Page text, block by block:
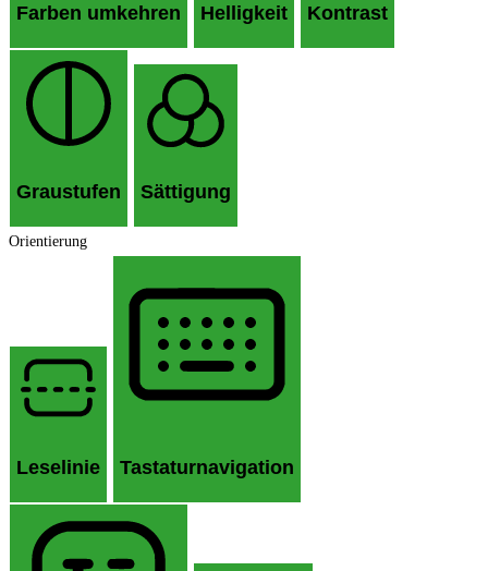
Farben umkehren Helligkeit Kontrast
Graustufen Sättigung
Orientierung
Leselinie Tastaturnavigation